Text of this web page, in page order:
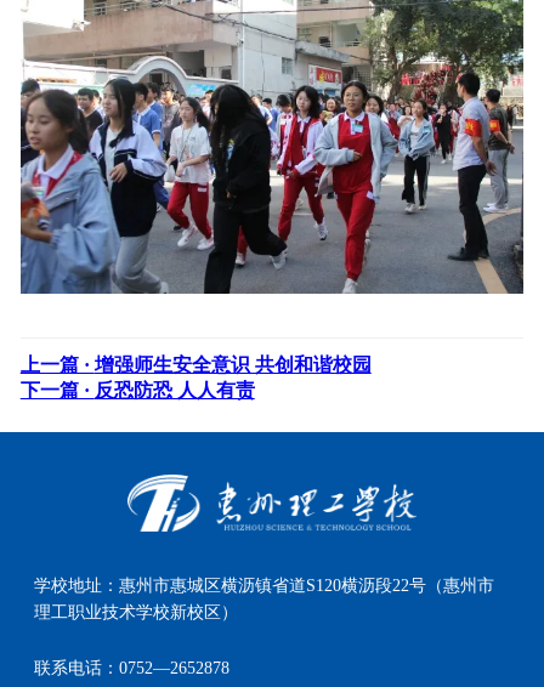
上一篇 · 增强师生安全意识 共创和谐校园
下一篇 · 反恐防恐 人人有责
学校地址：惠州市惠城区横沥镇省道S120横沥段22号（惠州市
理工职业技术学校新校区）
联系电话：0752—2652878